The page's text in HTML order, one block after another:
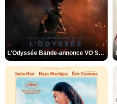
L'Odyssée Bande-annonce VO STFR